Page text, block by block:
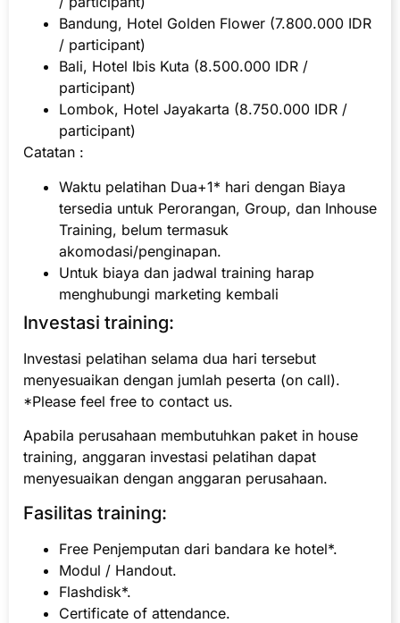
Bandung, Hotel Golden Flower (7.800.000 IDR
/ participant)
Bali, Hotel Ibis Kuta (8.500.000 IDR /
participant)
Lombok, Hotel Jayakarta (8.750.000 IDR /
participant)
Catatan :
Waktu pelatihan Dua+1* hari dengan Biaya
tersedia untuk Perorangan, Group, dan Inhouse
Training, belum termasuk
akomodasi/penginapan.
Untuk biaya dan jadwal training harap
menghubungi marketing kembali
Investasi training:
Investasi pelatihan selama dua hari tersebut
menyesuaikan dengan jumlah peserta (on call).
*Please feel free to contact us.
Apabila perusahaan membutuhkan paket in house
training, anggaran investasi pelatihan dapat
menyesuaikan dengan anggaran perusahaan.
Fasilitas training:
Free Penjemputan dari bandara ke hotel*.
Modul / Handout.
Flashdisk*.
Certificate of attendance.